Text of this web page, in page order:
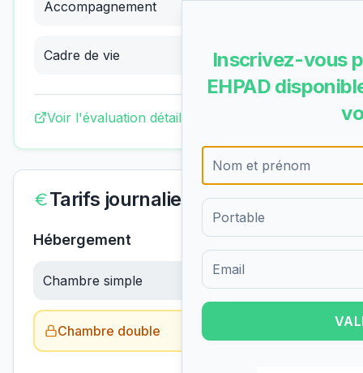
Accompagnement
Cadre de vie 3.32/4( Bon)
Voir l'évaluation détaillée complète
Tarifs journaliers
Hébergement
Chambre simple
Chambre double
Inscrivez-vous
EHPAD
Formulaire d'inscription pour